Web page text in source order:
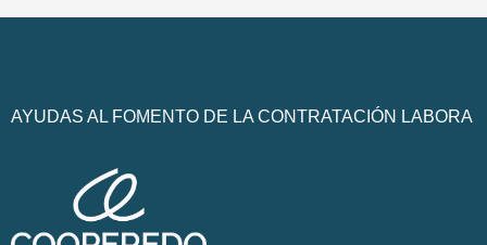
AYUDAS AL FOMENTO DE LA CONTRATACIÓN LABORA